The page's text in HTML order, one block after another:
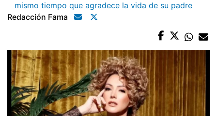
mismo tiempo que agradece la vida de su padre
Redacción Fama